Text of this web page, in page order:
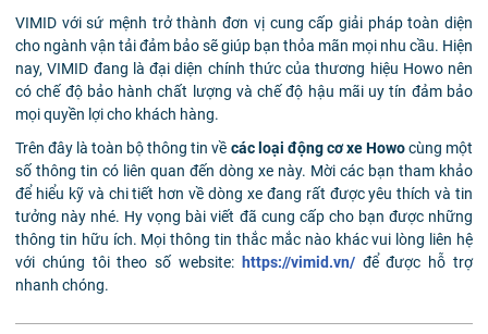
VIMID với sứ mệnh trở thành đơn vị cung cấp giải pháp toàn diện
cho ngành vận tải đảm bảo sẽ giúp bạn thỏa mãn mọi nhu cầu. Hiện
nay, VIMID đang là đại diện chính thức của thương hiệu Howo nên
có chế độ bảo hành chất lượng và chế độ hậu mãi uy tín đảm bảo
mọi quyền lợi cho khách hàng.
Trên đây là toàn bộ thông tin về các loại động cơ xe Howocùng một
số thông tin có liên quan đến dòng xe này. Mời các bạn tham khảo
để hiểu kỹ và chi tiết hơn về dòng xe đang rất được yêu thích và tin
tưởng này nhé. Hy vọng bài viết đã cung cấp cho bạn được những
thông tin hữu ích. Mọi thông tin thắc mắc nào khác vui lòng liên hệ
với chúng tôi theo số website: https://vimid.vn/ để được hỗ trợ
nhanh chóng.